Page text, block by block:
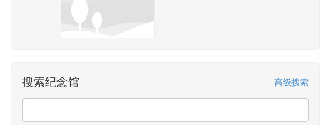
搜索纪念馆 高级搜索